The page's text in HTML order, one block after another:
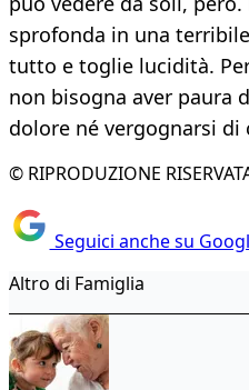
sprofonda in una
tutto e toglie lucidità.
non bisogna aver paura
dolore né vergognarsi di
© RIPRODUZIONE
Seguici anche su
Altro di Famiglia